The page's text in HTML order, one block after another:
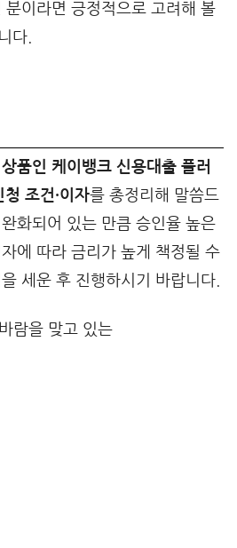
분이라면 긍정적으로 고려해 볼
다.
품인 케이뱅크 신용대출 플러
조건·이자를 총정리해 말씀드
화되어 있는 만큼 승인율 높은
에 따라 금리가 높게 책정될 수
세운 후 진행하시기 바랍니다.